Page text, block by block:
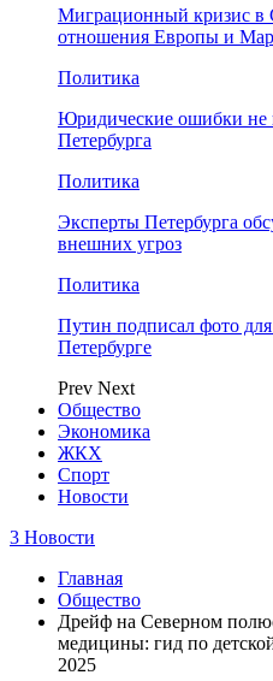
Миграционный кризис в
отношения Европы и
Политика
Юридические ошибки не
Петербурга
Политика
Эксперты Петербурга
внешних угроз
Политика
Путин подписал фото
Петербурге
Prev Next
Общество
Экономика
ЖКХ
Спорт
Новости
3 Новости
Главная
Общество
Дрейф на Северном
медицины: гид по
2025